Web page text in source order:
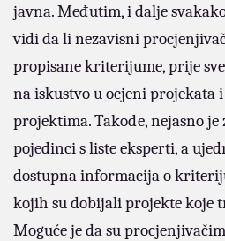
javna. Međutim, i dalje
vidi da li nezavisni
propisane kriterijume, prije
na iskustvo u ocjeni projekata
projektima. Takođe, nejasno je
pojedinci s liste eksperti, a
dostupna informacija o
kojih su dobijali projekte koje
Moguće je da su